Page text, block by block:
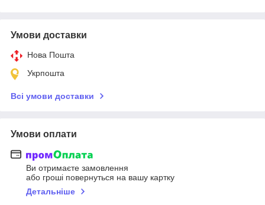
Умови доставки
Нова Пошта
Укрпошта
Всі умови доставки
Умови оплати
Ви отримаєте замовлення
або гроші повернуться на вашу картку
Детальніше